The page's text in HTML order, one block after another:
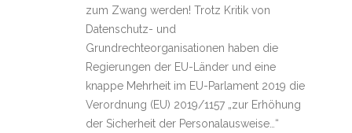
zum Zwang werden! Trotz Kritik von
Datenschutz- und
Grundrechteorganisationen haben die
Regierungen der EU-Länder und eine
knappe Mehrheit im EU-Parlament 2019 die
Verordnung (EU) 2019/1157 „zur Erhöhung
der Sicherheit der Personalausweise…“